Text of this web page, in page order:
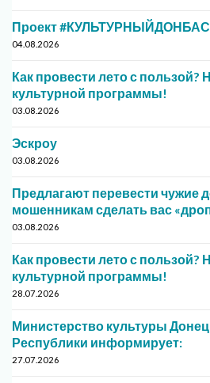
Проект
04.08.2026
Как провести лето с пользой?
культурной программы!
03.08.2026
Эскроу
03.08.2026
Предлагают перевести чужие
мошенникам сделать вас
03.08.2026
Как провести лето с пользой?
культурной программы!
28.07.2026
Министерство культуры
Республики информирует:
27.07.2026